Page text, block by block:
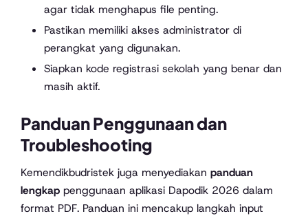
agar tidak menghapus file penting.
Pastikan memiliki akses administrator di
perangkat yang digunakan.
Siapkan kode registrasi sekolah yang benar dan
masih aktif.
Panduan Penggunaan dan
Troubleshooting
Kemendikbudristek juga menyediakan panduan
lengkap penggunaan aplikasi Dapodik 2026 dalam
format PDF. Panduan ini mencakup langkah input